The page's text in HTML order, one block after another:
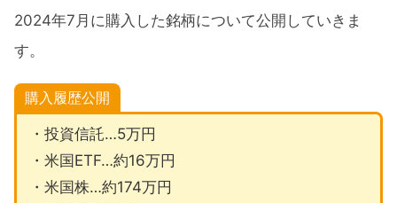
2024年7月のFX取引
購入・売却の理由
購入理由
2024年7月に購入した銘柄について公開していきま
す。
購入履歴公開
・投資信託…5万円
・米国ETF…約16万円
・米国株…約174万円